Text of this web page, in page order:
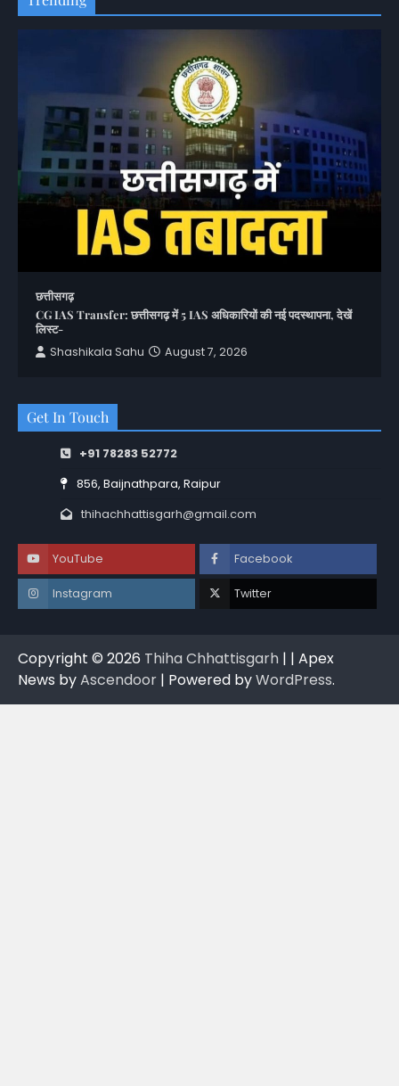
छत्तीसगढ़
CG IAS Transfer: छत्तीसगढ़ में 5 IAS अधिकारियों की नई पदस्थापना, देखें
लिस्ट-
Shashikala Sahu
August 7, 2026
Get In Touch
+91 78283 52772
856, Baijnathpara, Raipur
thihachhattisgarh@gmail.com
YouTube Facebook
Instagram Twitter
Copyright © 2026 Thiha Chhattisgarh | | Apex
News byAscendoor | Powered byWordPress.